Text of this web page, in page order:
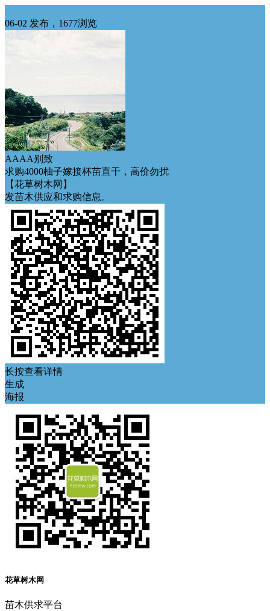
06-02 发布，1677浏览
AAAA别致
求购4000柚子嫁接杯苗直干，高价勿扰
【花草树木网】
发苗木供应和求购信息。
长按查看详情
生成
海报
花草树木网
苗木供求平台